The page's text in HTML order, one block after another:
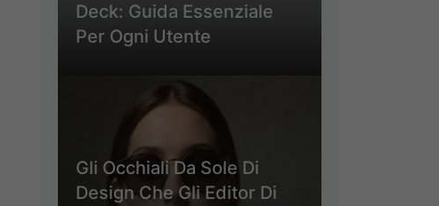
Deck: Guida Essenziale
Per Ogni Utente
Gli Occhiali Da Sole Di
Design Che Gli Editor Di